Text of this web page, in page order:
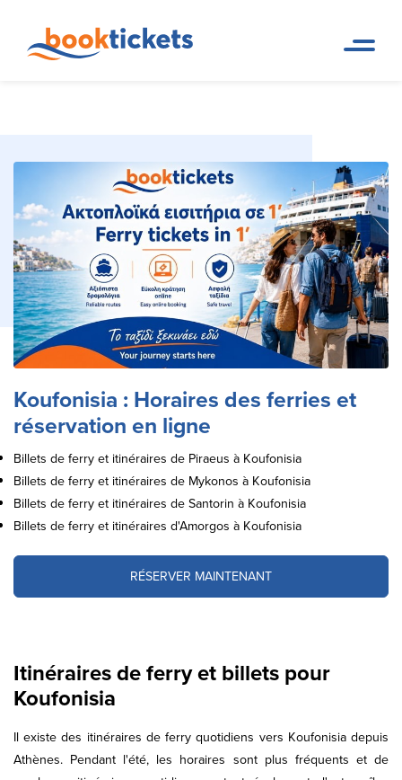
Destinations
en ligne
Koufonisia : Horaires des ferries et
réservation en ligne
Billets de ferry et itinéraires de Piraeus à Koufonisia
Billets de ferry et itinéraires de Mykonos à Koufonisia
Billets de ferry et itinéraires de Santorin à Koufonisia
Billets de ferry et itinéraires d'Amorgos à Koufonisia
RÉSERVER MAINTENANT
Itinéraires de ferry et billets pour
Koufonisia
Il existe des itinéraires de ferry quotidiens vers Koufonisia depuis
Athènes. Pendant l'été, les horaires sont plus fréquents et de